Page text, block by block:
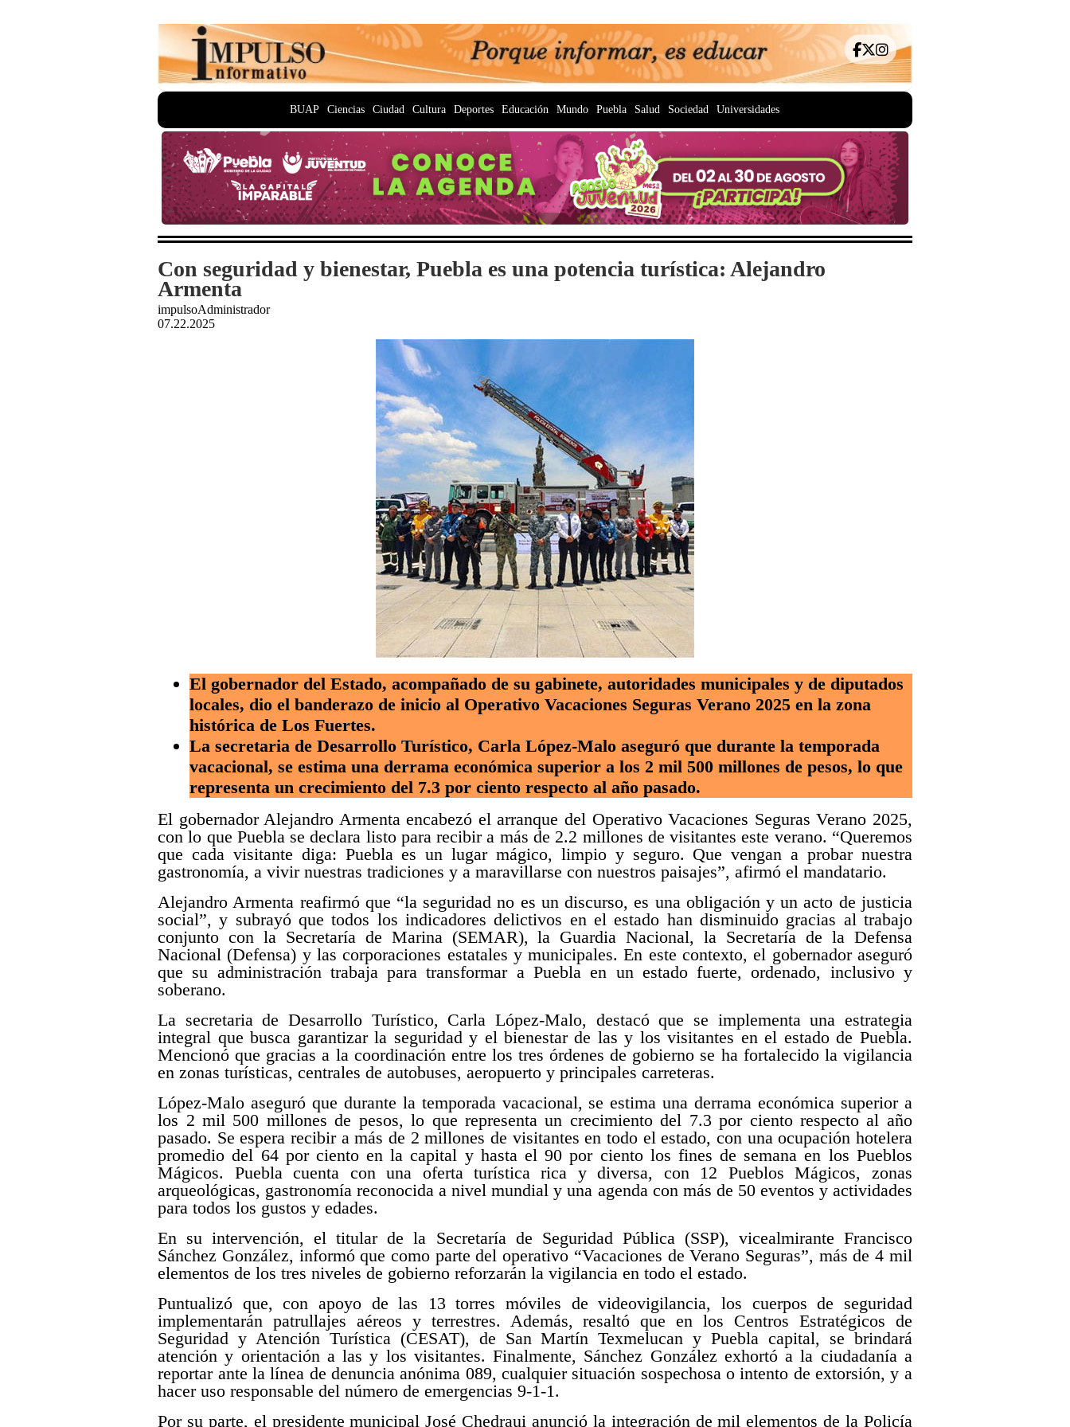
BUAP Ciencias Ciudad Cultura Deportes Educación Mundo Puebla Salud Sociedad Universidades
Con seguridad y bienestar, Puebla es una potencia turística: Alejandro
Armenta
impulsoAdministrador
07.22.2025
El gobernador del Estado, acompañado de su gabinete, autoridades municipales y de diputados
locales, dio el banderazo de inicio al Operativo Vacaciones Seguras Verano 2025 en la zona
histórica de Los Fuertes.
La secretaria de Desarrollo Turístico, Carla López-Malo aseguró que durante la temporada
vacacional, se estima una derrama económica superior a los 2 mil 500 millones de pesos, lo que
representa un crecimiento del 7.3 por ciento respecto al año pasado.
El gobernador Alejandro Armenta encabezó el arranque del Operativo Vacaciones Seguras Verano 2025,
con lo que Puebla se declara listo para recibir a más de 2.2 millones de visitantes este verano. “Queremos
que cada visitante diga: Puebla es un lugar mágico, limpio y seguro. Que vengan a probar nuestra
gastronomía, a vivir nuestras tradiciones y a maravillarse con nuestros paisajes”, afirmó el mandatario.
Alejandro Armenta reafirmó que “la seguridad no es un discurso, es una obligación y un acto de justicia
social”, y subrayó que todos los indicadores delictivos en el estado han disminuido gracias al trabajo
conjunto con la Secretaría de Marina (SEMAR), la Guardia Nacional, la Secretaría de la Defensa
Nacional (Defensa) y las corporaciones estatales y municipales. En este contexto, el gobernador aseguró
que su administración trabaja para transformar a Puebla en un estado fuerte, ordenado, inclusivo y
soberano.
La secretaria de Desarrollo Turístico, Carla López-Malo, destacó que se implementa una estrategia
integral que busca garantizar la seguridad y el bienestar de las y los visitantes en el estado de Puebla.
Mencionó que gracias a la coordinación entre los tres órdenes de gobierno se ha fortalecido la vigilancia
en zonas turísticas, centrales de autobuses, aeropuerto y principales carreteras.
López-Malo aseguró que durante la temporada vacacional, se estima una derrama económica superior a
los 2 mil 500 millones de pesos, lo que representa un crecimiento del 7.3 por ciento respecto al año
pasado. Se espera recibir a más de 2 millones de visitantes en todo el estado, con una ocupación hotelera
promedio del 64 por ciento en la capital y hasta el 90 por ciento los fines de semana en los Pueblos
Mágicos. Puebla cuenta con una oferta turística rica y diversa, con 12 Pueblos Mágicos, zonas
arqueológicas, gastronomía reconocida a nivel mundial y una agenda con más de 50 eventos y actividades
para todos los gustos y edades.
En su intervención, el titular de la Secretaría de Seguridad Pública (SSP), vicealmirante Francisco
Sánchez González, informó que como parte del operativo “Vacaciones de Verano Seguras”, más de 4 mil
elementos de los tres niveles de gobierno reforzarán la vigilancia en todo el estado.
Puntualizó que, con apoyo de las 13 torres móviles de videovigilancia, los cuerpos de seguridad
implementarán patrullajes aéreos y terrestres. Además, resaltó que en los Centros Estratégicos de
Seguridad y Atención Turística (CESAT), de San Martín Texmelucan y Puebla capital, se brindará
atención y orientación a las y los visitantes. Finalmente, Sánchez González exhortó a la ciudadanía a
reportar ante la línea de denuncia anónima 089, cualquier situación sospechosa o intento de extorsión, y a
hacer uso responsable del número de emergencias 9-1-1.
Por su parte, el presidente municipal José Chedraui anunció la integración de mil elementos de la Policía